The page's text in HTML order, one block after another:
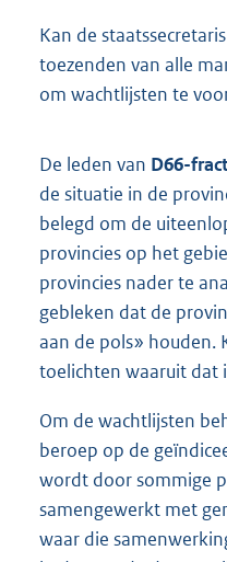
Kan de
toezenden van alle
om wachtlijsten te
De leden van D66-
de situatie in de
belegd om de
provincies op het
provincies nader te
gebleken dat de
aan de pols» houden.
toelichten waaruit dat
Om de wachtlijsten
beroep op de
wordt door sommige
samengewerkt met
waar die